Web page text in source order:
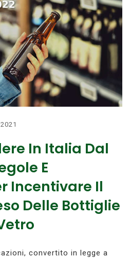
In Italia Dal
E
Incentivare Il
Delle Bottiglie
convertito in legge a